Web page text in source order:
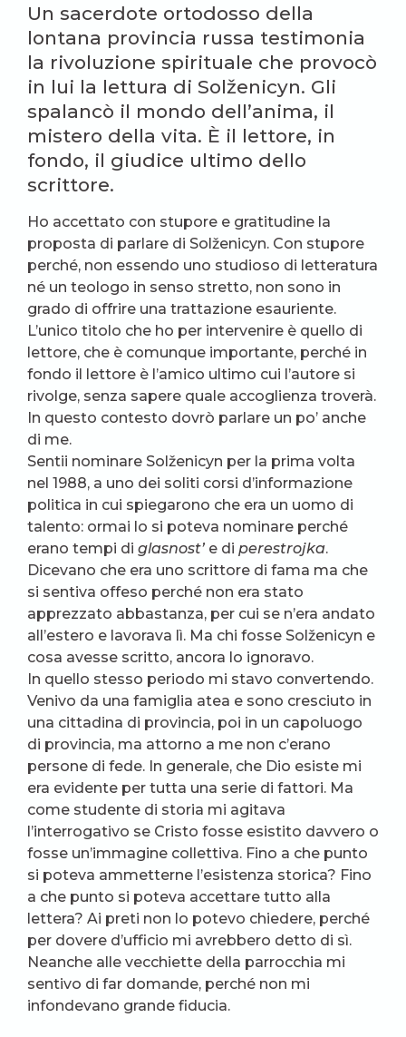
Un sacerdote ortodosso della
lontana provincia russa testimonia
la rivoluzione spirituale che provocò
in lui la lettura di Solženicyn. Gli
spalancò il mondo dell’anima, il
mistero della vita. È il lettore, in
fondo, il giudice ultimo dello
scrittore.
Ho accettato con stupore e gratitudine la
proposta di parlare di Solženicyn. Con stupore
perché, non essendo uno studioso di letteratura
né un teologo in senso stretto, non sono in
grado di offrire una trattazione esauriente.
L’unico titolo che ho per intervenire è quello di
lettore, che è comunque importante, perché in
fondo il lettore è l’amico ultimo cui l’autore si
rivolge, senza sapere quale accoglienza troverà.
In questo contesto dovrò parlare un po’ anche
di me.
Sentii nominare Solženicyn per la prima volta
nel 1988, a uno dei soliti corsi d’informazione
politica in cui spiegarono che era un uomo di
talento: ormai lo si poteva nominare perché
erano tempi di glasnost’ e di perestrojka.
Dicevano che era uno scrittore di fama ma che
si sentiva offeso perché non era stato
apprezzato abbastanza, per cui se n’era andato
all’estero e lavorava lì. Ma chi fosse Solženicyn e
cosa avesse scritto, ancora lo ignoravo.
In quello stesso periodo mi stavo convertendo.
Venivo da una famiglia atea e sono cresciuto in
una cittadina di provincia, poi in un capoluogo
di provincia, ma attorno a me non c’erano
persone di fede. In generale, che Dio esiste mi
era evidente per tutta una serie di fattori. Ma
come studente di storia mi agitava
l’interrogativo se Cristo fosse esistito davvero o
fosse un’immagine collettiva. Fino a che punto
si poteva ammetterne l’esistenza storica? Fino
a che punto si poteva accettare tutto alla
lettera? Ai preti non lo potevo chiedere, perché
per dovere d’ufficio mi avrebbero detto di sì.
Neanche alle vecchiette della parrocchia mi
sentivo di far domande, perché non mi
infondevano grande fiducia.